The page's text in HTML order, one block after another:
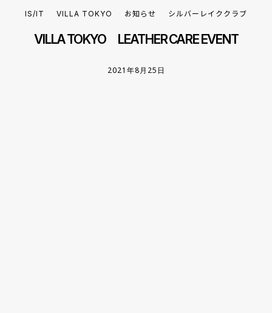
IS/IT
VILLA TOKYO お知らせ シルバーレイククラブ
VILLA TOKYO LEATHER CARE EVENT
2021年8月25日